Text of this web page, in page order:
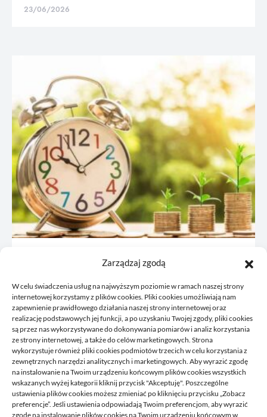
Zarządzaj zgodą
W celu świadczenia usług na najwyższym poziomie w ramach naszej strony
internetowej korzystamy z plików cookies. Pliki cookies umożliwiają nam
zapewnienie prawidłowego działania naszej strony internetowej oraz
realizację podstawowych jej funkcji, a po uzyskaniu Twojej zgody, pliki cookies
są przez nas wykorzystywane do dokonywania pomiarów i analiz korzystania
ze strony internetowej, a także do celów marketingowych. Strona
wykorzystuje również pliki cookies podmiotów trzecich w celu korzystania z
zewnętrznych narzędzi analitycznych i marketingowych. Aby wyrazić zgodę
na instalowanie na Twoim urządzeniu końcowym plików cookies wszystkich
wskazanych wyżej kategorii kliknij przycisk "Akceptuję". Poszczególne
ustawienia plików cookies możesz zmieniać po kliknięciu przycisku „Zobacz
preferencje”. Jeśli ustawienia odpowiadają Twoim preferencjom, aby wyrazić
zgodę na instalowanie plików cookies na Twoim urządzeniu końcowym w
23/06/2026
JDG: co omówić z księgową przed
21/06/2026
DELPHINIUS